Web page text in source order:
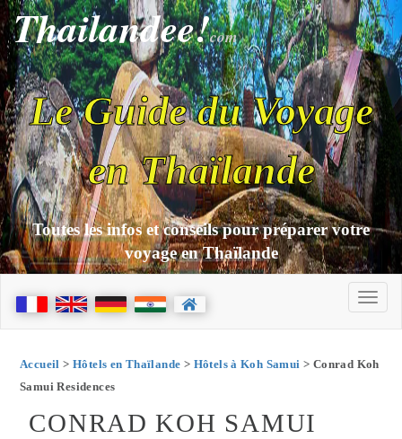
Thailandee!com
Le Guide du Voyage
en Thaïlande
Toutes les infos et conseils pour préparer votre
voyage en Thaïlande
Accueil > Hôtels en Thaïlande > Hôtels à Koh Samui > Conrad Koh
Samui Residences
CONRAD KOH SAMUI